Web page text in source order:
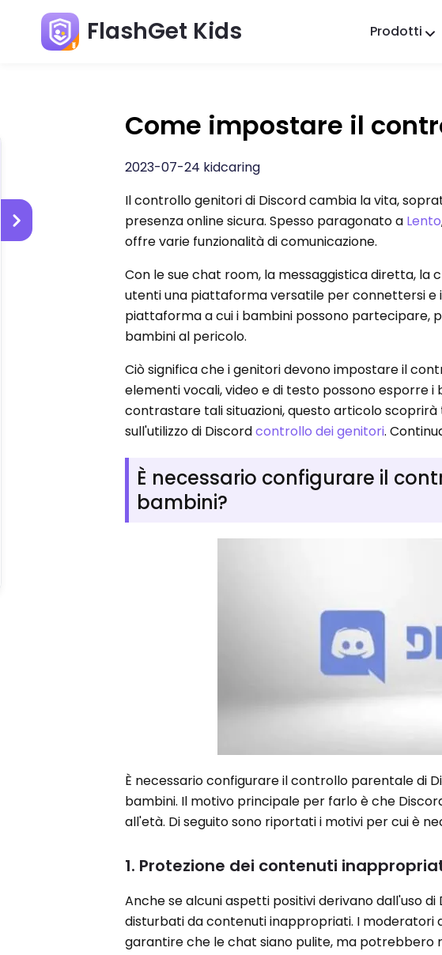
FlashGet Kids Prodotti
Come impostare il
2023-07-24 kidcaring
Il controllo genitori di Discord cambia la vita,
presenza online sicura. Spesso paragonato a Lento
offre varie funzionalità di comunicazione.
Con le sue chat room, la messaggistica diretta, la
utenti una piattaforma versatile per connettersi e
piattaforma a cui i bambini possono
bambini al pericolo.
Ciò significa che i genitori devono impostare il
elementi vocali, video e di testo possono esporre
contrastare tali situazioni, questo articolo
sull'utilizzo di Discordcontrollo dei genitori.
È necessario configurare il
bambini?
È necessario configurare il controllo parentale di
bambini. Il motivo principale per farlo è che
all'età. Di seguito sono riportati i motivi per cui è
1. Protezione dei contenuti
Anche se alcuni aspetti positivi derivano dall'uso
disturbati da contenuti inappropriati. I moderatori
garantire che le chat siano pulite, ma potrebbero